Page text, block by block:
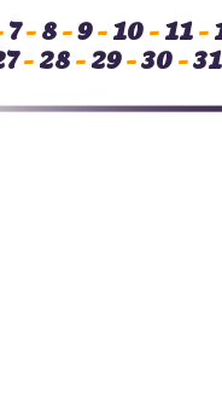
7- 8-9- 10- 11-
- 28- 29-30-31